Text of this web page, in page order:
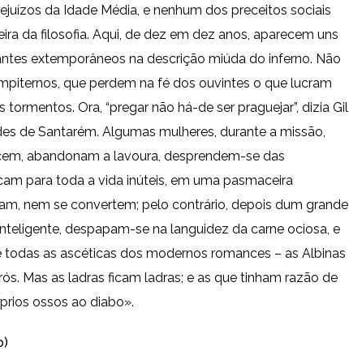
da Idade Média, e nenhum dos preceitos sociais
da filosofia. Aqui, de dez em dez anos, aparecem uns
extemporâneos na descrição miúda do inferno. Não
que perdem na fé dos ouvintes o que lucram
Ora, “pregar não há-de ser praguejar”, dizia Gil
de Santarém. Algumas mulheres, durante a missão,
abandonam a lavoura, desprendem-se das
para toda a vida inúteis, em uma pasmaceira
nem se convertem; pelo contrário, depois dum grande
despapam-se na languidez da carne ociosa, e
as ascéticas dos modernos romances – as Albinas
Mas as ladras ficam ladras; e as que tinham razão de
ossos ao diabo».